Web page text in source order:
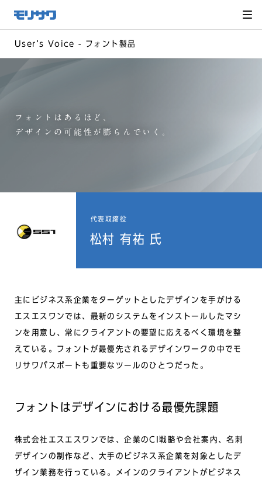
メ
ニュー
飛ばし
へ移動
Userʼs Voice - フォント製品
フォントはあるほど、
デザインの可能性が膨らんでいく。
代表取締役
松村 有祐 氏
主にビジネス系企業をターゲットとしたデザインを手がける
エスエスワンでは、最新のシステムをインストールしたマシ
ンを用意し、常にクライアントの要望に応えるべく環境を整
えている。フォントが最優先されるデザインワークの中でモ
リサワパスポートも重要なツールのひとつだった。
フォントはデザインにおける最優先課題
株式会社エスエスワンでは、企業のCI戦略や会社案内、名刺
デザインの制作など、大手のビジネス系企業を対象としたデ
ザイン業務を行っている。メインのクライアントがビジネス